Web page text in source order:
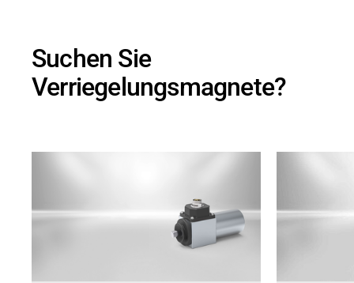
Suchen Sie
Verriegelungsmagnete?